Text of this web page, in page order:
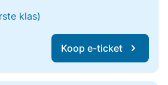
klas)
Koop e-ticket